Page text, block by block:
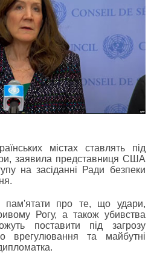
містах ставлять під
заявила представниця США
на засіданні Ради безпеки
пам'ятати про те, що удари,
Рогу, а також убивства
поставити під загрозу
врегулювання та майбутні